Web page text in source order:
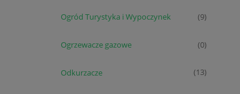
Ogród Turystyka i Wypoczynek (9)
Ogrzewacze gazowe (0)
Odkurzacze (13)